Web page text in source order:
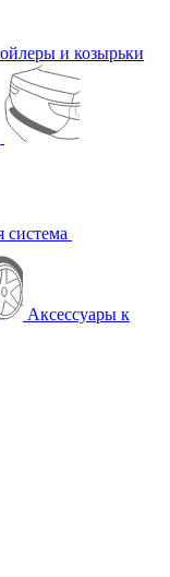
и козырьки
Аксессуары к